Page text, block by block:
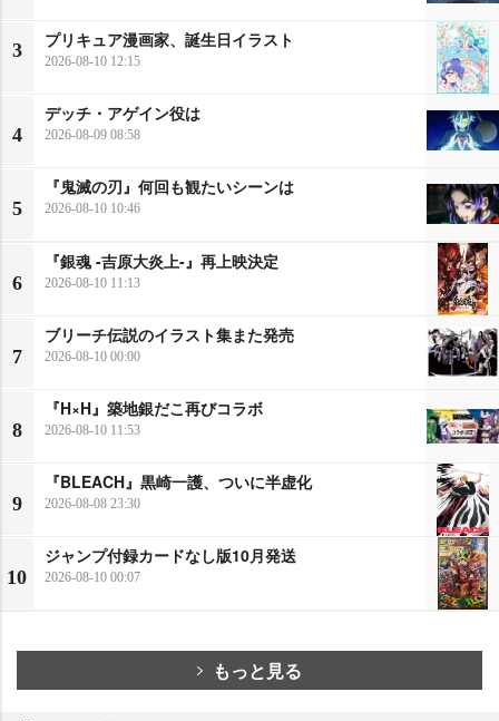
3
プリキュア漫画家、誕生日イラスト
2026-08-10 12:15
4
デッチ・アゲイン役は
2026-08-09 08:58
5
『鬼滅の刃』何回も観たいシーンは
2026-08-10 10:46
6
『銀魂 -吉原大炎上-』再上映決定
2026-08-10 11:13
7
ブリーチ伝説のイラスト集また発売
2026-08-10 00:00
8
『H×H』築地銀だこ再びコラボ
2026-08-10 11:53
9
『BLEACH』黒崎一護、ついに半虚化
2026-08-08 23:30
10
ジャンプ付録カードなし版10月発送
2026-08-10 00:07
もっと見る